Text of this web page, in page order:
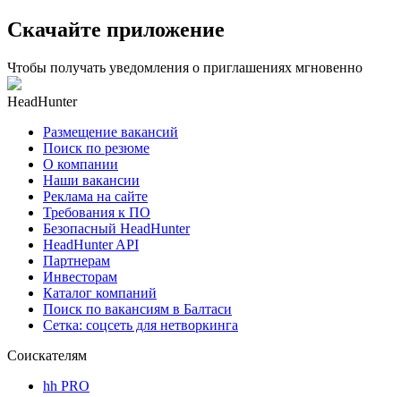
Скачайте приложение
Чтобы получать уведомления о приглашениях мгновенно
HeadHunter
Размещение вакансий
Поиск по резюме
О компании
Наши вакансии
Реклама на сайте
Требования к ПО
Безопасный HeadHunter
HeadHunter API
Партнерам
Инвесторам
Каталог компаний
Поиск по вакансиям в Балтаси
Сетка: соцсеть для нетворкинга
Соискателям
hh PRO